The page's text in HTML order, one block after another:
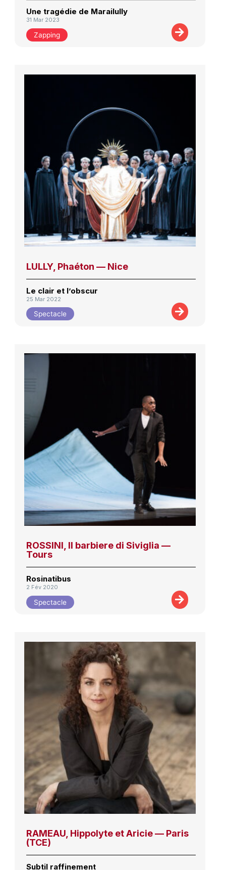
Une tragédie de Marailully
31 Mar 2023
Zapping
LULLY, Phaéton — Nice
Le clair et l’obscur
25 Mar 2022
Spectacle
ROSSINI, Il barbiere di Siviglia —
Tours
Rosinatibus
2 Fév 2020
Spectacle
RAMEAU, Hippolyte et Aricie — Paris
(TCE)
Subtil raffinement